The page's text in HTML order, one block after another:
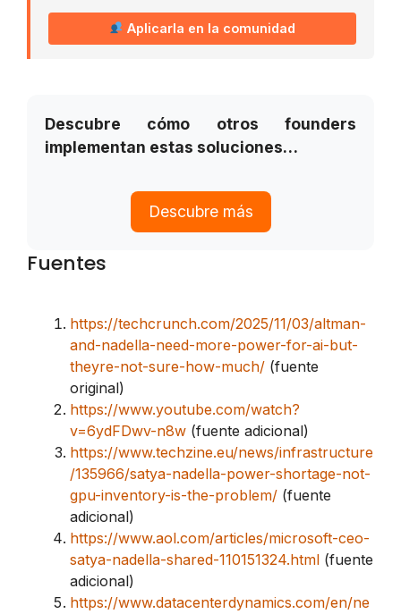
Aplicarla en la comunidad
Descubre cómo otros founders
implementan estas soluciones…
Descubre más
Fuentes
https://techcrunch.com/2025/11/03/altman-
and-nadella-need-more-power-for-ai-but-
theyre-not-sure-how-much/ (fuente
original)
https://www.youtube.com/watch?
v=6ydFDwv-n8w (fuente adicional)
https://www.techzine.eu/news/infrastructure
/135966/satya-nadella-power-shortage-not-
gpu-inventory-is-the-problem/ (fuente
adicional)
https://www.aol.com/articles/microsoft-ceo-
satya-nadella-shared-110151324.html (fuente
adicional)
https://www.datacenterdynamics.com/en/ne